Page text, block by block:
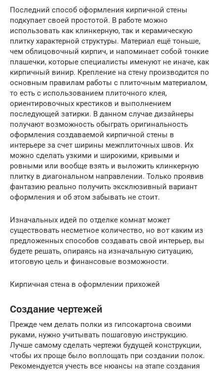
Последний способ оформления кирпичной стены
подкупает своей простотой. В работе можно
использовать как клинкерную, так и керамическую
плитку характерной структуры. Материал ещё тоньше,
чем облицовочный кирпич, и напоминает собой тонкие
плашечки, которые специалисты именуют не иначе, как
кирпичный винир. Крепление на стену производится по
основным правилам работы с плиточным материалом,
то есть с использованием плиточного клея,
ориентировочных крестиков и выполнением
последующей затирки. В данном случае дизайнеры
получают возможность обыграть оригинальность
оформления создаваемой кирпичной стены в
интерьере за счет ширины межплиточных швов. Их
можно сделать узкими и широкими, кривыми и
ровными или вообще взять и выложить клинкерную
плитку в диагональном направлении. Только проявив
фантазию реально получить эксклюзивный вариант
оформления и об этом забывать не стоит.
Изначальных идей по отделке комнат может
существовать несметное количество, но вот каким из
предложенных способов создавать свой интерьер, вы
будете решать, опираясь на изначальную ситуацию,
итоговую цель и финансовые возможности.
Кирпичная стена в оформлении прихожей
Создание чертежей
Прежде чем делать полки из гипсокартона своими
руками, нужно учитывать пошаговую инструкцию.
Лучше самому сделать чертежи будущей конструкции,
чтобы их проще было воплощать при создании полок.
Рекомендуется учесть все нюансы на этапе создания